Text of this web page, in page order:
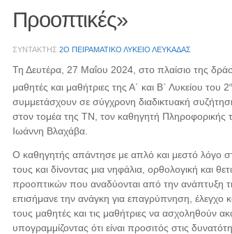
Προοπτικές»
ΣΥΝΤΆΚΤΗΣ 2Ο ΠΕΙΡΑΜΑΤΙΚΟ ΛΥΚΕΙΟ ΛΕΥΚΑΔΑΣ
Τη Δευτέρα, 27 Μαΐου 2024, στο πλαίσιο της
μαθητές και μαθήτριες της Α΄ και Β΄ Λυκείου του 2
συμμετάσχουν σε σύγχρονη διαδικτυακή
στον τομέα της ΤΝ, τον καθηγητή Πληροφορικής
Ιωάννη Βλαχάβα.
Ο καθηγητής απάντησε με απλό και μεστό λόγο
τους και δίνοντας μια νηφάλια, ορθολογική και
προοπτικών που αναδύονται από την ανάπτυξη
επισήμανε την ανάγκη για επαγρύπνηση, έλεγχο
τους μαθητές και τις μαθήτριες να ασχοληθούν
υπογραμμίζοντας ότι είναι προσιτός στις